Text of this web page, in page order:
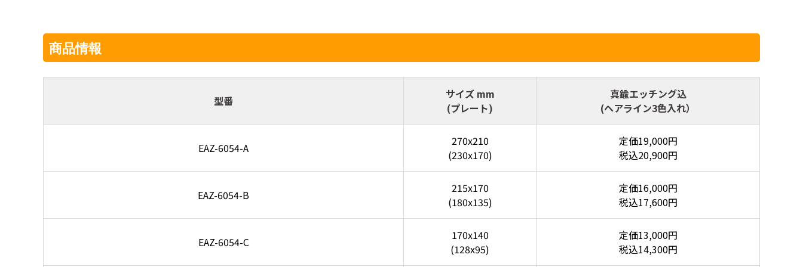
商品情報
型番
サイズ mm
(プレート)
真鍮エッチング込
(ヘアライン3色入れ）
EAZ-6054-A
270x210
(230x170)
定価19,000円
税込20,900円
EAZ-6054-B
215x170
(180x135)
定価16,000円
税込17,600円
EAZ-6054-C
170x140
(128x95)
定価13,000円
税込14,300円